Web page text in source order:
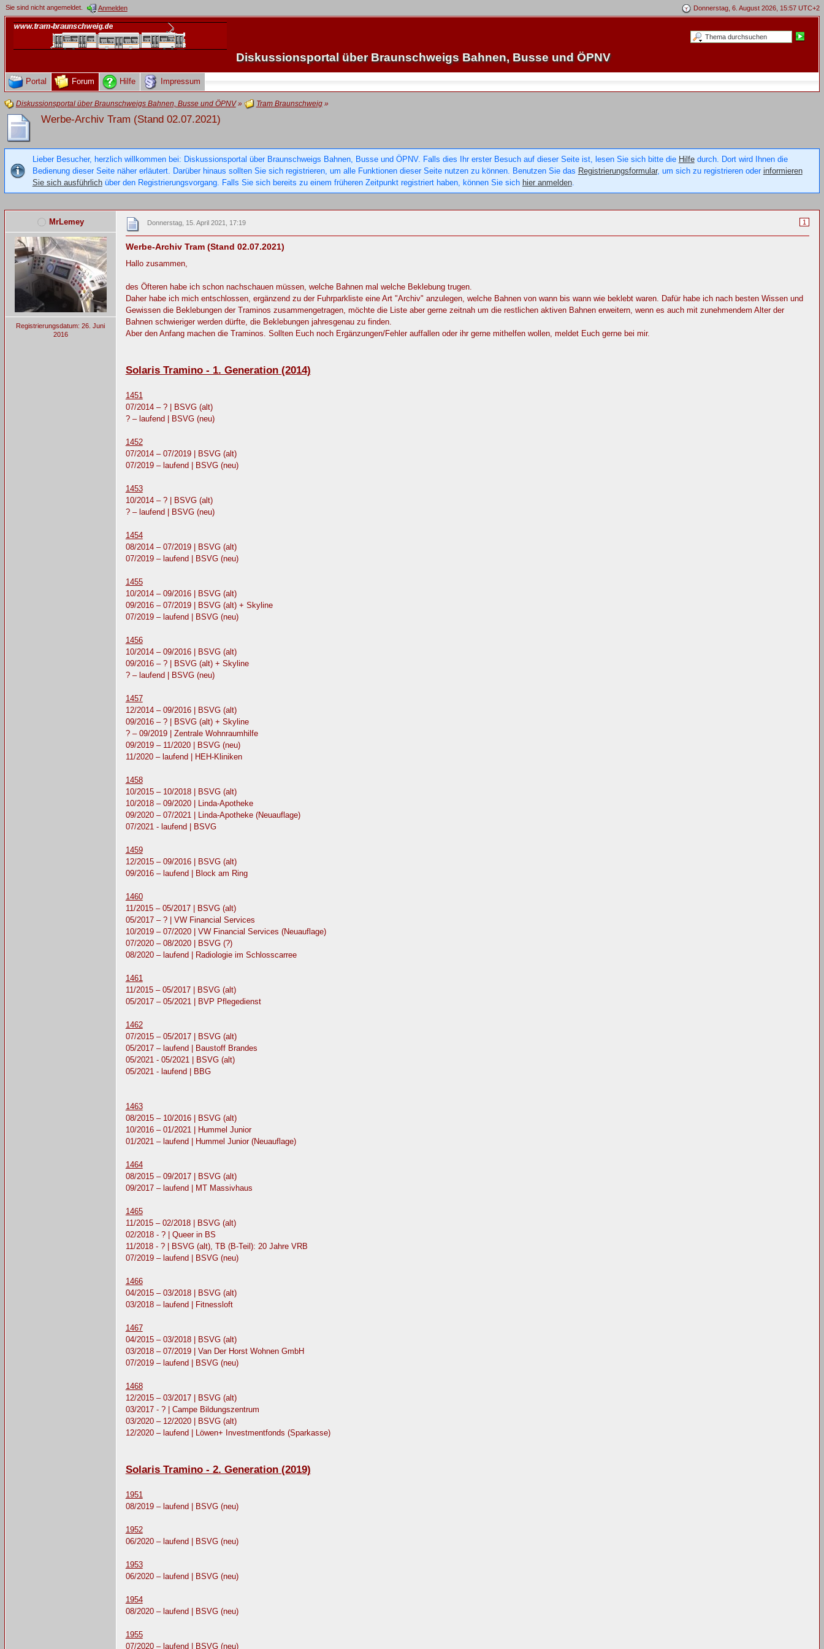
Donnerstag, 6. August 2026, 15:57 UTC+2
Sie sind nicht angemeldet. Anmelden
Diskussionsportal über Braunschweigs Bahnen, Busse und ÖPNV
Portal Forum Hilfe Impressum
Diskussionsportal über Braunschweigs Bahnen, Busse und ÖPNV» Tram Braunschweig»
Werbe-Archiv Tram (Stand 02.07.2021)
Lieber Besucher, herzlich willkommen bei: Diskussionsportal über Braunschweigs Bahnen, Busse und ÖPNV. Falls dies Ihr erster Besuch auf dieser Seite ist, lesen Sie sich bitte die Hilfedurch. Dort wird Ihnen die
Bedienung dieser Seite näher erläutert. Darüber hinaus sollten Sie sich registrieren, um alle Funktionen dieser Seite nutzen zu können. Benutzen Sie das Registrierungsformular, um sich zu registrieren oder informieren
Sie sich ausführlichüber den Registrierungsvorgang. Falls Sie sich bereits zu einem früheren Zeitpunkt registriert haben, können Sie sich hier anmelden.
MrLemey
Registrierungsdatum: 26. Juni
2016
1
Donnerstag, 15. April 2021, 17:19
Werbe-Archiv Tram (Stand 02.07.2021)
Hallo zusammen,
des Öfteren habe ich schon nachschauen müssen, welche Bahnen mal welche Beklebung trugen.
Daher habe ich mich entschlossen, ergänzend zu der Fuhrparkliste eine Art "Archiv" anzulegen, welche Bahnen von wann bis wann wie beklebt waren. Dafür habe ich nach besten Wissen und
Gewissen die Beklebungen der Traminos zusammengetragen, möchte die Liste aber gerne zeitnah um die restlichen aktiven Bahnen erweitern, wenn es auch mit zunehmendem Alter der
Bahnen schwieriger werden dürfte, die Beklebungen jahresgenau zu finden.
Aber den Anfang machen die Traminos. Sollten Euch noch Ergänzungen/Fehler auffallen oder ihr gerne mithelfen wollen, meldet Euch gerne bei mir.
Solaris Tramino - 1. Generation (2014)
1451
07/2014 – ? | BSVG (alt)
? – laufend | BSVG (neu)
1452
07/2014 – 07/2019 | BSVG (alt)
07/2019 – laufend | BSVG (neu)
1453
10/2014 – ? | BSVG (alt)
? – laufend | BSVG (neu)
1454
08/2014 – 07/2019 | BSVG (alt)
07/2019 – laufend | BSVG (neu)
1455
10/2014 – 09/2016 | BSVG (alt)
09/2016 – 07/2019 | BSVG (alt) + Skyline
07/2019 – laufend | BSVG (neu)
1456
10/2014 – 09/2016 | BSVG (alt)
09/2016 – ? | BSVG (alt) + Skyline
? – laufend | BSVG (neu)
1457
12/2014 – 09/2016 | BSVG (alt)
09/2016 – ? | BSVG (alt) + Skyline
? – 09/2019 | Zentrale Wohnraumhilfe
09/2019 – 11/2020 | BSVG (neu)
11/2020 – laufend | HEH-Kliniken
1458
10/2015 – 10/2018 | BSVG (alt)
10/2018 – 09/2020 | Linda-Apotheke
09/2020 – 07/2021 | Linda-Apotheke (Neuauflage)
07/2021 - laufend | BSVG
1459
12/2015 – 09/2016 | BSVG (alt)
09/2016 – laufend | Block am Ring
1460
11/2015 – 05/2017 | BSVG (alt)
05/2017 – ? | VW Financial Services
10/2019 – 07/2020 | VW Financial Services (Neuauflage)
07/2020 – 08/2020 | BSVG (?)
08/2020 – laufend | Radiologie im Schlosscarree
1461
11/2015 – 05/2017 | BSVG (alt)
05/2017 – 05/2021 | BVP Pflegedienst
1462
07/2015 – 05/2017 | BSVG (alt)
05/2017 – laufend | Baustoff Brandes
05/2021 - 05/2021 | BSVG (alt)
05/2021 - laufend | BBG
1463
08/2015 – 10/2016 | BSVG (alt)
10/2016 – 01/2021 | Hummel Junior
01/2021 – laufend | Hummel Junior (Neuauflage)
1464
08/2015 – 09/2017 | BSVG (alt)
09/2017 – laufend | MT Massivhaus
1465
11/2015 – 02/2018 | BSVG (alt)
02/2018 - ? | Queer in BS
11/2018 - ? | BSVG (alt), TB (B-Teil): 20 Jahre VRB
07/2019 – laufend | BSVG (neu)
1466
04/2015 – 03/2018 | BSVG (alt)
03/2018 – laufend | Fitnessloft
1467
04/2015 – 03/2018 | BSVG (alt)
03/2018 – 07/2019 | Van Der Horst Wohnen GmbH
07/2019 – laufend | BSVG (neu)
1468
12/2015 – 03/2017 | BSVG (alt)
03/2017 - ? | Campe Bildungszentrum
03/2020 – 12/2020 | BSVG (alt)
12/2020 – laufend | Löwen+ Investmentfonds (Sparkasse)
Solaris Tramino - 2. Generation (2019)
1951
08/2019 – laufend | BSVG (neu)
1952
06/2020 – laufend | BSVG (neu)
1953
06/2020 – laufend | BSVG (neu)
1954
08/2020 – laufend | BSVG (neu)
1955
07/2020 – laufend | BSVG (neu)